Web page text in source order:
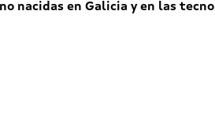
nacidas en Galicia y en las